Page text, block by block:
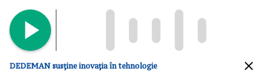
2016-05-12 20:03:40
Mai ramanea ca instructajul britanicilor sa
DEDEMAN susține inovația în tehnologie